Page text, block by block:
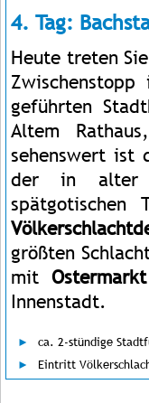
4. Tag:
Heute treten
geführten
Altem
sehenswert ist
der in alter
spätgotischen
größten
mit Ostermarkt
Innenstadt.
ca. 2-stündige
Eintritt